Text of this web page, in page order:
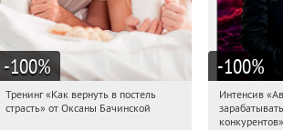
-100%
03:16:48 Получили:
Тренинг «Как вернуть в постель
страсть» от Оксаны Бачинской
-100%
03:16:48
Россия
Интенсив
конкурентов»